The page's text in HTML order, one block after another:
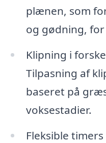
plænen, som
og gødning,
Klipning i
Tilpasning af
baseret på
voksestadier.
Fleksible